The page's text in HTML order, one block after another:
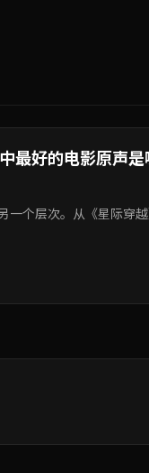
最好的电影原声是
一个层次。从《星际穿